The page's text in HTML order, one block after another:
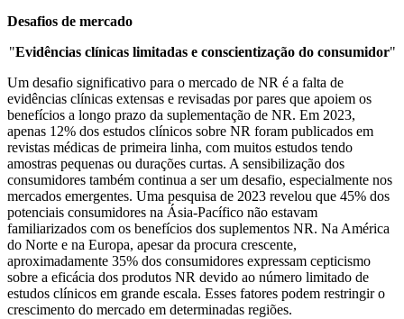
Desafios de mercado
"Evidências clínicas limitadas e conscientização do consumidor"
Um desafio significativo para o mercado de NR é a falta de
evidências clínicas extensas e revisadas por pares que apoiem os
benefícios a longo prazo da suplementação de NR. Em 2023,
apenas 12% dos estudos clínicos sobre NR foram publicados em
revistas médicas de primeira linha, com muitos estudos tendo
amostras pequenas ou durações curtas. A sensibilização dos
consumidores também continua a ser um desafio, especialmente nos
mercados emergentes. Uma pesquisa de 2023 revelou que 45% dos
potenciais consumidores na Ásia-Pacífico não estavam
familiarizados com os benefícios dos suplementos NR. Na América
do Norte e na Europa, apesar da procura crescente,
aproximadamente 35% dos consumidores expressam cepticismo
sobre a eficácia dos produtos NR devido ao número limitado de
estudos clínicos em grande escala. Esses fatores podem restringir o
crescimento do mercado em determinadas regiões.